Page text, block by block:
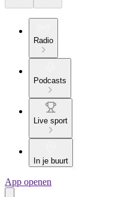
Radio
Podcasts
Live sport
In je buurt
App openen